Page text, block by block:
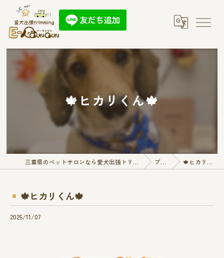
🍁ヒカリくん🍁
三重県のペットサロンなら愛犬出張トリミング E-QunQun ブログ 🍁ヒカリくん🍁
🍁ヒカリくん🍁
2025/11/07